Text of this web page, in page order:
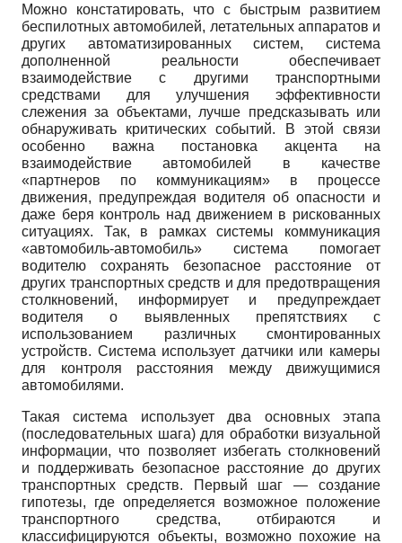
Можно констатировать, что с быстрым развитием
беспилотных автомобилей, летательных аппаратов и
других автоматизированных систем, система
дополненной реальности обеспечивает
взаимодействие с другими транспортными
средствами для улучшения эффективности
слежения за объектами, лучше предсказывать или
обнаруживать критических событий. В этой связи
особенно важна постановка акцента на
взаимодействие автомобилей в качестве
«партнеров по коммуникациям» в процессе
движения, предупреждая водителя об опасности и
даже беря контроль над движением в рискованных
ситуациях. Так, в рамках системы коммуникация
«автомобиль-автомобиль» система помогает
водителю сохранять безопасное расстояние от
других транспортных средств и для предотвращения
столкновений, информирует и предупреждает
водителя о выявленных препятствиях с
использованием различных смонтированных
устройств. Система использует датчики или камеры
для контроля расстояния между движущимися
автомобилями.
Такая система использует два основных этапа
(последовательных шага) для обработки визуальной
информации, что позволяет избегать столкновений
и поддерживать безопасное расстояние до других
транспортных средств. Первый шаг — создание
гипотезы, где определяется возможное положение
транспортного средства, отбираются и
классифицируются объекты, возможно похожие на